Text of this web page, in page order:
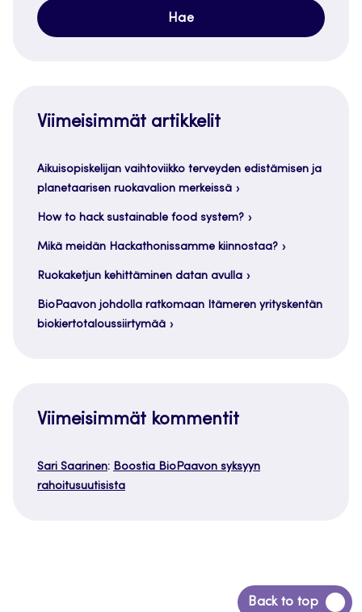
Viimeisimmät artikkelit
Aikuisopiskelijan vaihtoviikko terveyden edistämisen ja
planetaarisen ruokavalion merkeissä
How to hack sustainable food system?
Mikä meidän Hackathonissamme kiinnostaa?
Ruokaketjun kehittäminen datan avulla
BioPaavon johdolla ratkomaan Itämeren yrityskentän
biokiertotaloussiirtymää
Viimeisimmät kommentit
Sari Saarinen: Boostia BioPaavon syksyyn
rahoitusuutisista
Back to top
Siirry